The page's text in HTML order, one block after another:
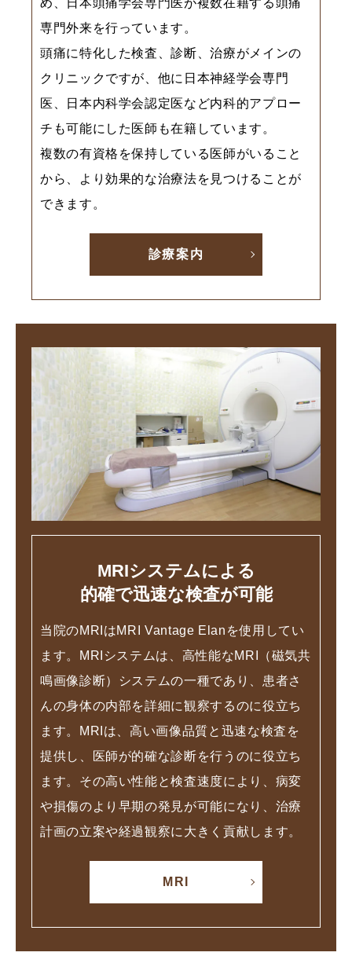
め、日本頭痛学会専門医が複数在籍する頭痛
専門外来を行っています。
頭痛に特化した検査、診断、治療がメインの
クリニックですが、他に日本神経学会専門
医、日本内科学会認定医など内科的アプロー
チも可能にした医師も在籍しています。
複数の有資格を保持している医師がいること
から、より効果的な治療法を見つけることが
できます。
診療案内
MRIシステムによる
的確で迅速な検査が可能
当院のMRIはMRI Vantage Elanを使用してい
ます。MRIシステムは、高性能なMRI（磁気共
鳴画像診断）システムの一種であり、患者さ
んの身体の内部を詳細に観察するのに役立ち
ます。MRIは、高い画像品質と迅速な検査を
提供し、医師が的確な診断を行うのに役立ち
ます。その高い性能と検査速度により、病変
や損傷のより早期の発見が可能になり、治療
計画の立案や経過観察に大きく貢献します。
MRI